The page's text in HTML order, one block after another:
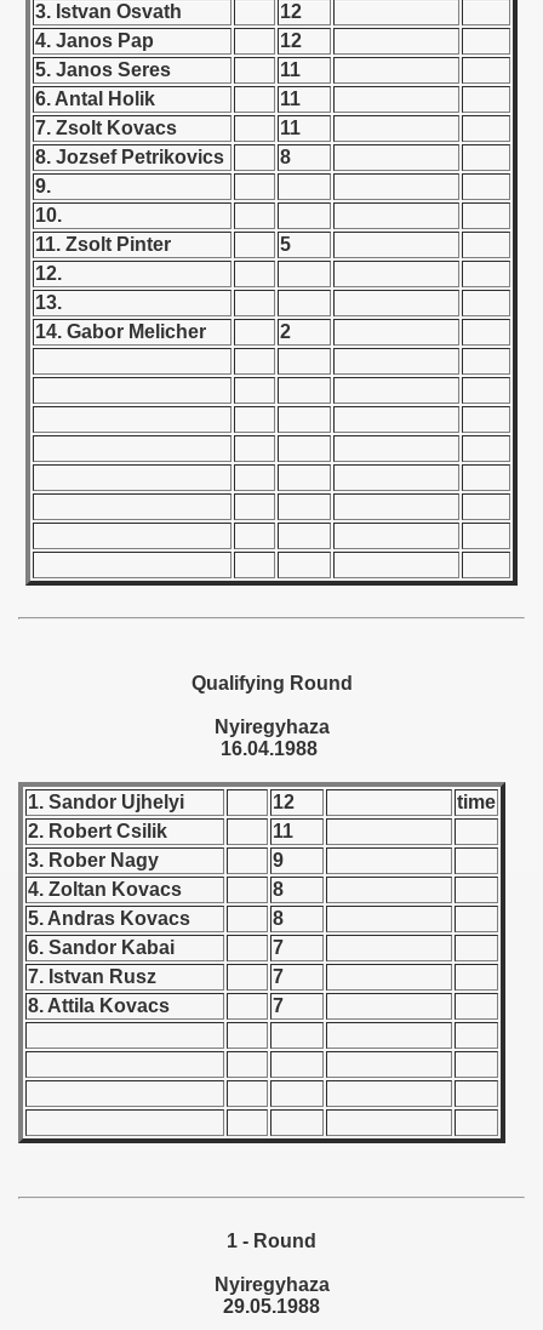
3. Istvan Osvath
12
4. Janos Pap
12
5. Janos Seres
11
6. Antal Holik
11
7. Zsolt Kovacs
11
8. Jozsef Petrikovics
8
9.
10.
11. Zsolt Pinter
5
12.
13.
14. Gabor Melicher
2
Qualifying Round
Nyiregyhaza
16.04.1988
1. Sandor Ujhelyi 12
time
2. Robert Csilik
11
3. Rober Nagy
9
4. Zoltan Kovacs
8
5. Andras Kovacs
8
6. Sandor Kabai
7
7. Istvan Rusz
7
8. Attila Kovacs
7
1 - Round
Nyiregyhaza
29.05.1988
- 1960
- 1961
- 1962
- 1963
- 1964
- 1965
- 1966
- 1968
- 1969
- 1970